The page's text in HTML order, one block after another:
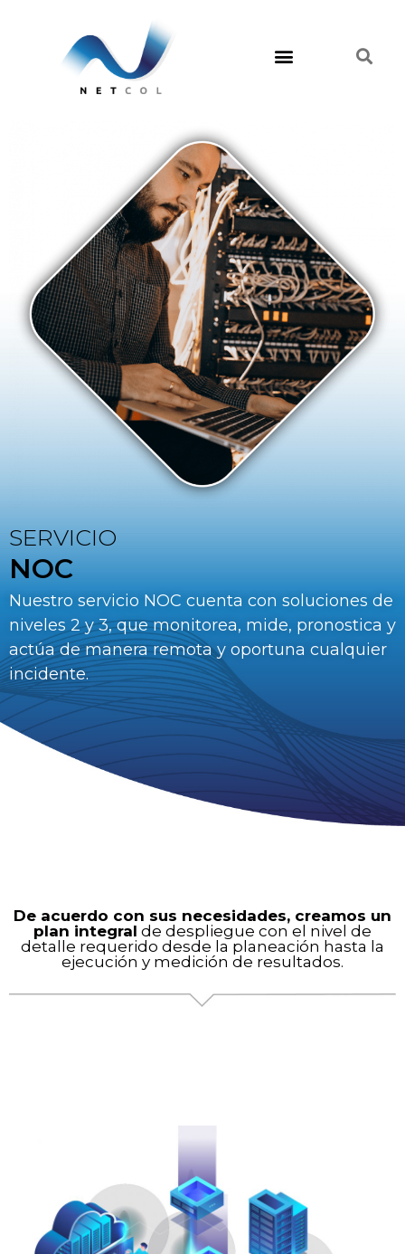
SERVICIO
NOC
Nuestro servicio NOC cuenta con soluciones de
niveles 2 y 3, que monitorea, mide, pronostica y
actúa de manera remota y oportuna cualquier
incidente.
De acuerdo con sus necesidades, creamos un
plan integral de despliegue con el nivel de
detalle requerido desde la planeación hasta la
ejecución y medición de resultados.